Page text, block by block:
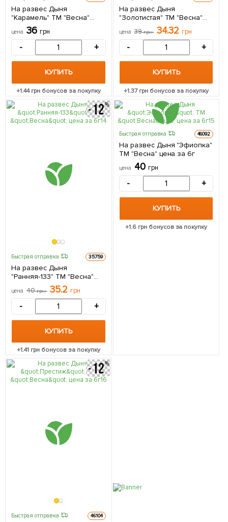
На развес Дыня
"Карамель" ТМ "Весна"
цена за 6г
цена 36 грн
- +
КУПИТЬ
+1.44грн бонусов за покупку
На развес Дыня
"Золотистая" ТМ "Весна"
цена 39грн 34.32 грн
- +
КУПИТЬ
+1.37грн бонусов за покупку
Быстрая отправка 35759
На развес Дыня
"Ранняя-133" ТМ "Весна"
цена 40грн 35.2 грн
- +
КУПИТЬ
+1.41 грн бонусов за покупку
Быстрая отправка 46092
На развес Дыня "Эфиопка"
ТМ "Весна" цена за 6г
цена 40 грн
- +
КУПИТЬ
+1.6грн бонусов за покупку
Быстрая отправка 46104